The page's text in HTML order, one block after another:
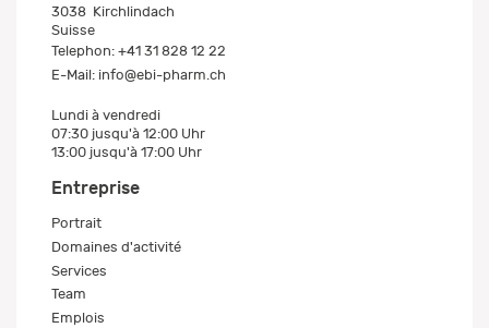
3038 Kirchlindach
Suisse
Telephon: +41 31 828 12 22
E-Mail: info@ebi-pharm.ch
Lundi à vendredi
07:30 jusqu'à 12:00 Uhr
13:00 jusqu'à 17:00 Uhr
Entreprise
Portrait
Domaines d'activité
Services
Team
Emplois